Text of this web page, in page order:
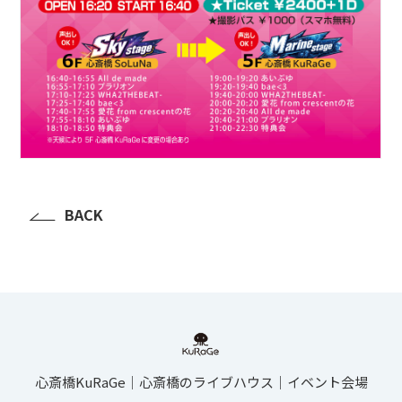
BACK
心斎橋KuRaGe│心斎橋のライブハウス│イベント会場